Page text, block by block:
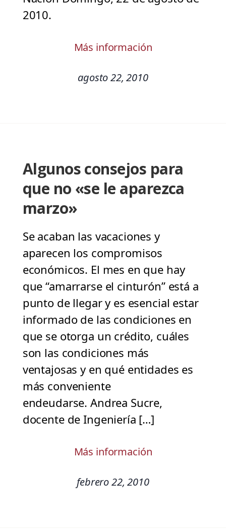
2010.
Más información
agosto 22, 2010
Algunos consejos para
que no «se le aparezca
marzo»
Se acaban las vacaciones y
aparecen los compromisos
económicos. El mes en que hay
que “amarrarse el cinturón” está a
punto de llegar y es esencial estar
informado de las condiciones en
que se otorga un crédito, cuáles
son las condiciones más
ventajosas y en qué entidades es
más conveniente
endeudarse. Andrea Sucre,
docente de Ingeniería […]
Más información
febrero 22, 2010